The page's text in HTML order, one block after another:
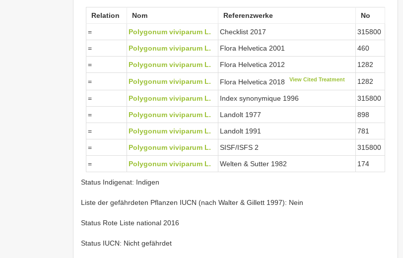
Relation Nom Referenzwerke No
= Polygonum viviparum L. Checklist 2017 315800
= Polygonum viviparum L. Flora Helvetica 2001 460
= Polygonum viviparum L. Flora Helvetica 2012 1282
= Polygonum viviparum L. Flora Helvetica 2018 View Cited Treatment 1282
= Polygonum viviparum L. Index synonymique 1996 315800
= Polygonum viviparum L. Landolt 1977 898
= Polygonum viviparum L. Landolt 1991 781
= Polygonum viviparum L. SISF/ISFS 2 315800
= Polygonum viviparum L. Welten & Sutter 1982 174
Status Indigenat: Indigen
Liste der gefährdeten Pflanzen IUCN (nach Walter & Gillett 1997): Nein
Status Rote Liste national 2016
Status IUCN: Nicht gefährdet